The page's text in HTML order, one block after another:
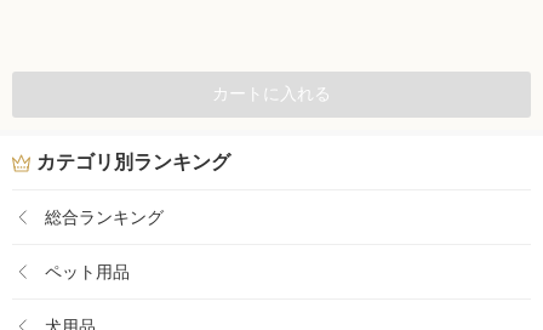
カートに入れる
カテゴリ別ランキング
総合ランキング
ペット用品
犬用品